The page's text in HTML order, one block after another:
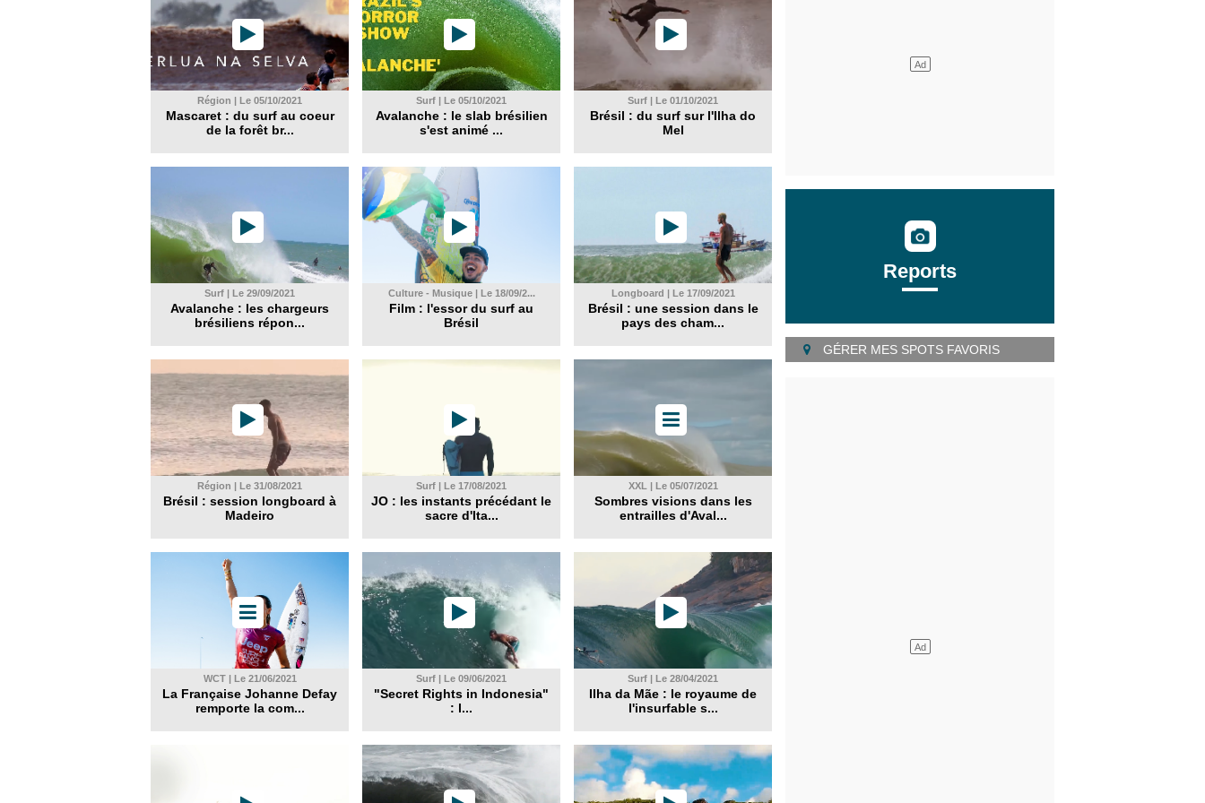
Région | Le 05/10/2021
Mascaret : du surf au coeur
de la forêt br...
Surf | Le 05/10/2021
Avalanche : le slab brésilien
s'est animé ...
Surf | Le 01/10/2021
Brésil : du surf sur l'Ilha do
Mel
Surf | Le 29/09/2021
Avalanche : les chargeurs
brésiliens répon...
Culture - Musique | Le 18/09/2...
Film : l'essor du surf au
Brésil
Longboard | Le 17/09/2021
Brésil : une session dans le
pays des cham...
Région | Le 31/08/2021
Brésil : session longboard à
Madeiro
Surf | Le 17/08/2021
JO : les instants précédant le
sacre d'Ita...
XXL | Le 05/07/2021
Sombres visions dans les
entrailles d'Aval...
WCT | Le 21/06/2021
La Française Johanne Defay
remporte la com...
Surf | Le 09/06/2021
"Secret Rights in Indonesia"
: l...
Surf | Le 28/04/2021
Ilha da Mãe : le royaume de
l'insurfable s...
Reports
GÉRER MES SPOTS FAVORIS